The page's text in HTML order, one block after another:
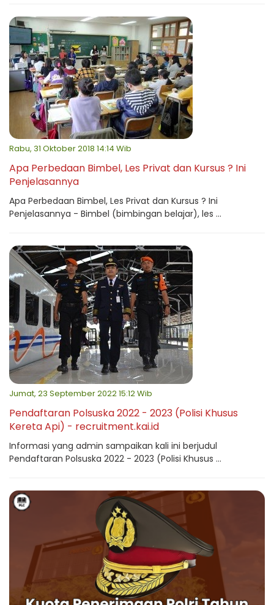
Rabu, 31 Oktober 2018 14:14 Wib
Apa Perbedaan Bimbel, Les Privat dan Kursus ? Ini
Penjelasannya
Apa Perbedaan Bimbel, Les Privat dan Kursus ? Ini
Penjelasannya - Bimbel (bimbingan belajar), les ...
Jumat, 23 September 2022 15:12 Wib
Pendaftaran Polsuska 2022 - 2023 (Polisi Khusus
Kereta Api) - recruitment.kai.id
Informasi yang admin sampaikan kali ini berjudul
Pendaftaran Polsuska 2022 - 2023 (Polisi Khusus ...